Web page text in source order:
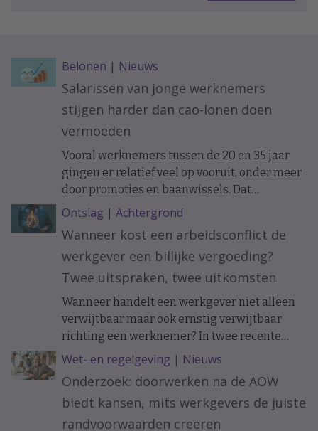
Belonen | Nieuws
Salarissen van jonge werknemers
stijgen harder dan cao-lonen doen
vermoeden
Vooral werknemers tussen de 20 en 35 jaar
gingen er relatief veel op vooruit, onder meer
door promoties en baanwissels. Dat
constateren economen van ABN Amro in
vakblad ESB, meldt De Telegraaf.
Ontslag | Achtergrond
Wanneer kost een arbeidsconflict de
werkgever een billijke vergoeding?
Twee uitspraken, twee uitkomsten
Wanneer handelt een werkgever niet alleen
verwijtbaar maar ook ernstig verwijtbaar
richting een werknemer? In twee recente
uitspraken werd de arbeidsovereenkomst
ontbonden op initiatief van de werknemer. In
het ene geval moest de werkgever een forse
billijke vergoeding betalen, in het andere
geval hoefde dat niet.
Wet- en regelgeving | Nieuws
Onderzoek: doorwerken na de AOW
biedt kansen, mits werkgevers de juiste
randvoorwaarden creëren